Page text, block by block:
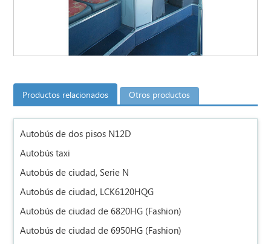
Productos relacionados Otros productos
Autobús de dos pisos N12D
Autobús taxi
Autobús de ciudad, Serie N
Autobús de ciudad, LCK6120HQG
Autobús de ciudad de 6820HG (Fashion)
Autobús de ciudad de 6950HG (Fashion)